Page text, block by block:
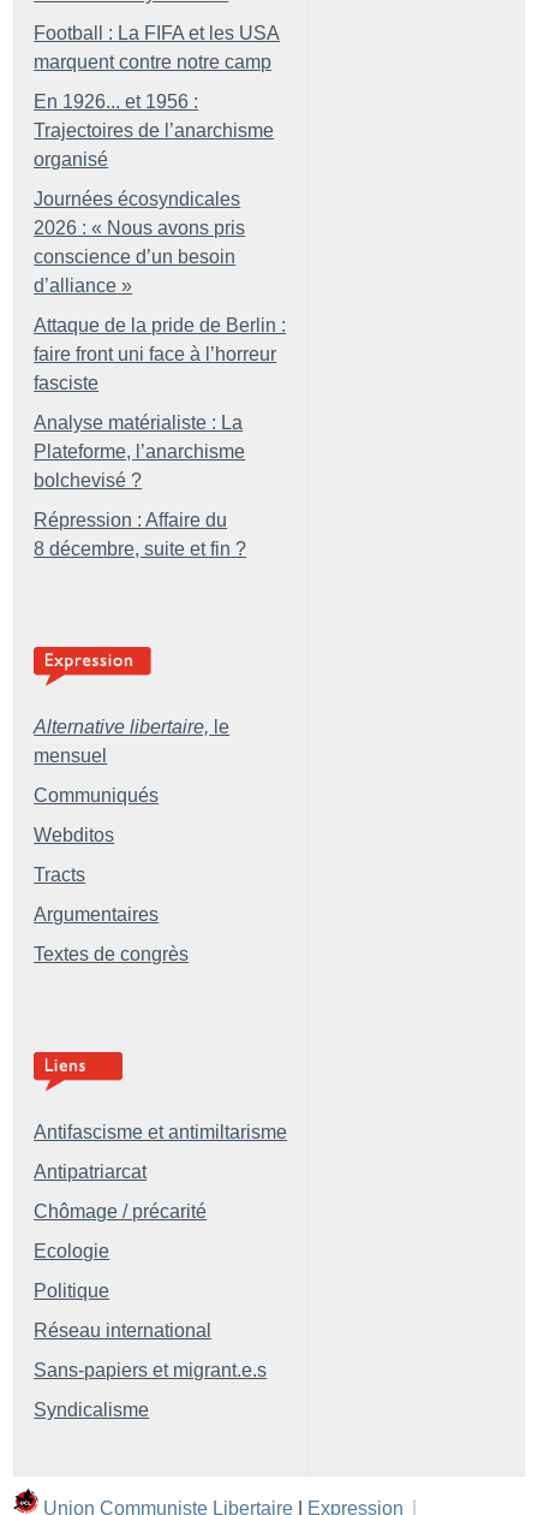
Football : La FIFA et les USA
marquent contre notre camp
En 1926... et 1956 :
Trajectoires de l’anarchisme
organisé
Journées écosyndicales
2026 : « Nous avons pris
conscience d’un besoin
d’alliance »
Attaque de la pride de Berlin :
faire front uni face à l’horreur
fasciste
Analyse matérialiste : La
Plateforme, l’anarchisme
bolchevisé ?
Répression : Affaire du
8 décembre, suite et fin ?
Alternative libertaire, le
mensuel
Communiqués
Webditos
Tracts
Argumentaires
Textes de congrès
Antifascisme et antimiltarisme
Antipatriarcat
Chômage / précarité
Ecologie
Politique
Réseau international
Sans-papiers et migrant.e.s
Syndicalisme
Union Communiste Libertaire | Expression